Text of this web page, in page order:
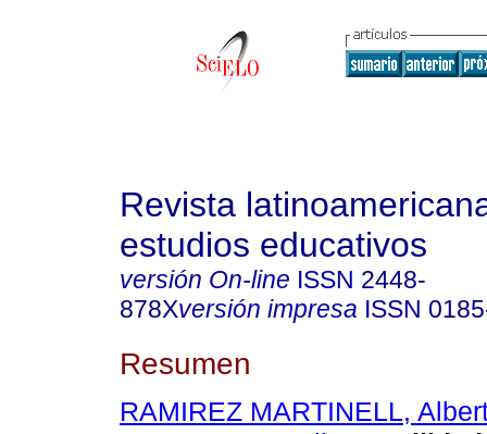
Revista
estudios educativos
versión On-line ISSN 2448-
878Xversión impresa ISSN
Resumen
RAMIREZ MARTINELL,